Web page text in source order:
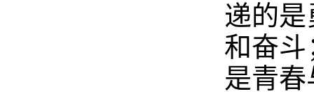
递的
和奋
是青